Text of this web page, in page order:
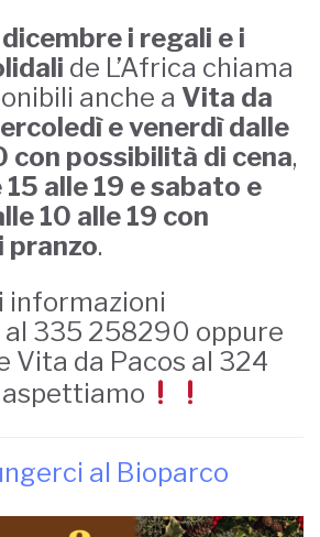
i regali e i
de L’Africa chiama
anche a Vita da
e venerdì dalle
con possibilità di cena,
alle 19 e sabato e
10 alle 19 con
pranzo.
informazioni
335 258290 oppure
da Pacos al 324
al Bioparco